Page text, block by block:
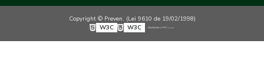
Copyright © Preven. (Lei 9610 de 19/02/1998)
W3C
W3C